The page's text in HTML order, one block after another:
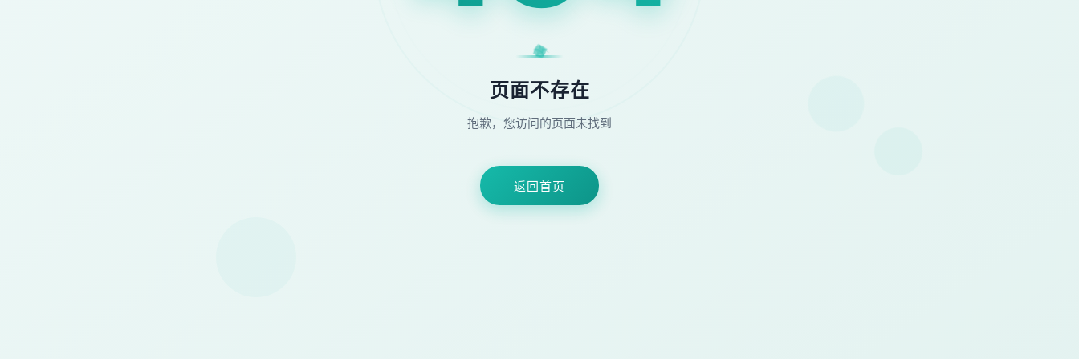
⚡
★
◆
●
页面不存在
抱歉，您访问的页面未找到
返回首页